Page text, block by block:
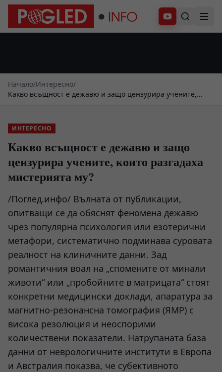
Абонирай се
Начало/Интересно/
Какво всъщност е дежавю и защо цензурира учените,
ИНТЕРЕСНО
Какво всъщност е дежавю и защо
цензурира учените, които разгадаха
мистерията му?
/Поглед.инфо/ Вълната от публикации,
опитващи се да обяснят феномена дежавю
чрез популярна психология или езотерични
метафори, систематично подминава суровата
реалност на клиничните данни. Зад
романтичния воал на „спомените от минали
животи“ или „пробойните в матрицата“ стоят
конкретни медицински доклади, апаратура за
магнитно-резонансна томография (ЯМР) с
висока резолюция и неоспорими
количествени показатели. Натрупаната база
данни от неврологичните институти в Европа
и Австралия показва, че субективното